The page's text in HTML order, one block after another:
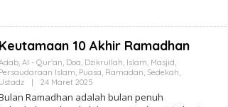
Keutamaan 10 Akhir Ramadhan
, Al - Qur'an, Doa, Dzikrullah, Islam, Masjid,
Persaudaraan Islam, Puasa, Ramadan, Sedekah,
Ustadz
24 Maret 2025Oleh
Soeharyo
Ramadhan adalah bulan penuh